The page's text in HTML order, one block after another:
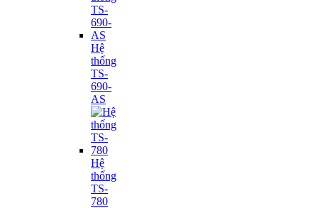
Hệ
thống
TS-
690-
AS
Hệ
thống
TS-
780